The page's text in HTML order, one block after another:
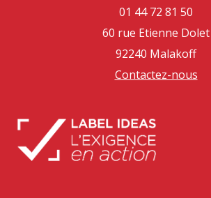
01 44 72 81 50
60 rue Etienne Dolet
92240 Malakoff
Contactez-nous